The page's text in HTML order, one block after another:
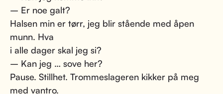
– Er noe galt?
Halsen min er tørr, jeg blir stående med åpen
munn. Hva
i alle dager skal jeg si?
– Kan jeg … sove her?
Pause. Stillhet. Trommeslageren kikker på meg
med vantro.